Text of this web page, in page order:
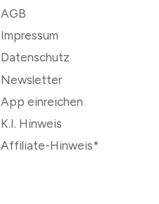
AGB
Impressum
Datenschutz
Newsletter
App einreichen
K.I. Hinweis
Affiliate-Hinweis*